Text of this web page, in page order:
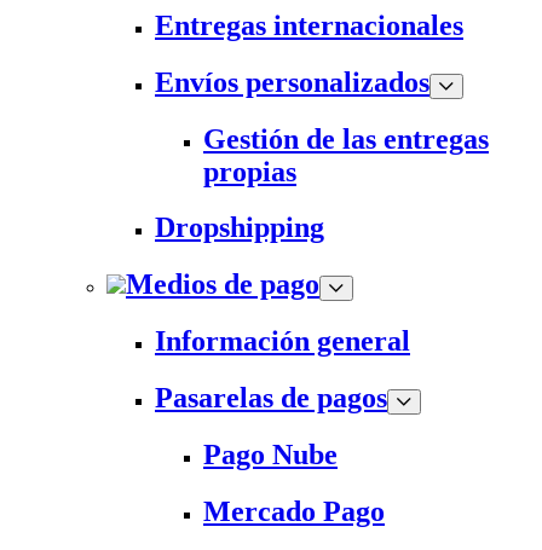
Entregas internacionales
Envíos personalizados
Gestión de las entregas
propias
Dropshipping
Medios de pago
Información general
Pasarelas de pagos
Pago Nube
Mercado Pago